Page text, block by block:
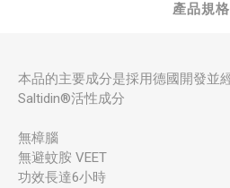
產品規格
本品的主要成分是採用德國開發並
Saltidin®活性成分
無樟腦
無避蚊胺 VEET
功效長達6小時